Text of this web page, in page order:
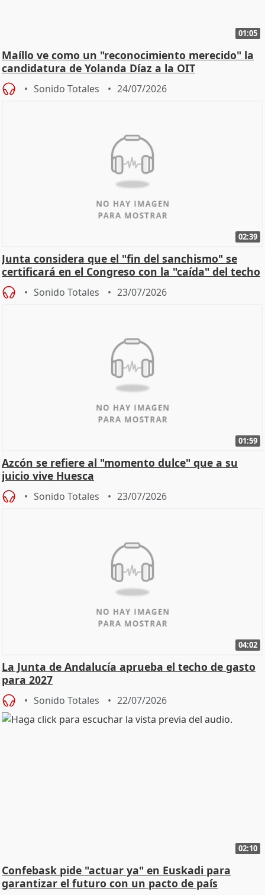
01:05
Maíllo ve como un "reconocimiento merecido" la
candidatura de Yolanda Díaz a la OIT
Sonido Totales 24/07/2026
02:39
Junta considera que el "fin del sanchismo" se
certificará en el Congreso con la "caída" del techo
de
Sonido Totales 23/07/2026
01:59
Azcón se refiere al "momento dulce" que a su
juicio vive Huesca
Sonido Totales 23/07/2026
04:02
La Junta de Andalucía aprueba el techo de gasto
para 2027
Sonido Totales 22/07/2026
02:10
Confebask pide "actuar ya" en Euskadi para
garantizar el futuro con un pacto de país